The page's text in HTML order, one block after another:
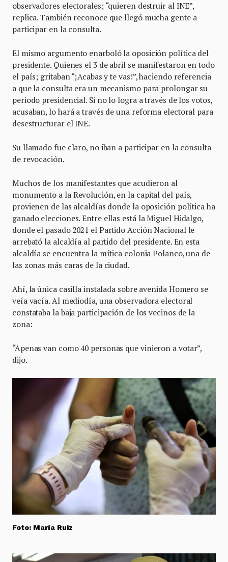
observadores electorales; “quieren destruir al INE”,
replica. También reconoce que llegó mucha gente a
participar en la consulta.
El mismo argumento enarboló la oposición política del
presidente. Quienes el 3 de abril se manifestaron en todo
el país; gritaban “¡Acabas y te vas!”, haciendo referencia
a que la consulta era un mecanismo para prolongar su
periodo presidencial. Si no lo logra a través de los votos,
acusaban, lo hará a través de una reforma electoral para
desestructurar el INE.
Su llamado fue claro, no iban a participar en la consulta
de revocación.
Muchos de los manifestantes que acudieron al
monumento a la Revolución, en la capital del país,
provienen de las alcaldías donde la oposición política ha
ganado elecciones. Entre ellas está la Miguel Hidalgo,
donde el pasado 2021 el Partido Acción Nacional le
arrebató la alcaldía al partido del presidente. En esta
alcaldía se encuentra la mítica colonia Polanco, una de
las zonas más caras de la ciudad.
Ahí, la única casilla instalada sobre avenida Homero se
veía vacía. Al mediodía, una observadora electoral
constataba la baja participación de los vecinos de la
zona:
“Apenas van como 40 personas que vinieron a votar”,
dijo.
Foto: María Ruiz